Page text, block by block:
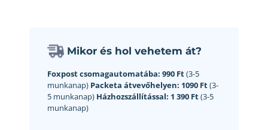
Mikor és hol vehetem át?
Foxpost csomagautomatába: 990 Ft(3-5
munkanap) Packeta átvevőhelyen: 1090 Ft(3-
5 munkanap) Házhozszállítással: 1 390 Ft(3-5
munkanap)